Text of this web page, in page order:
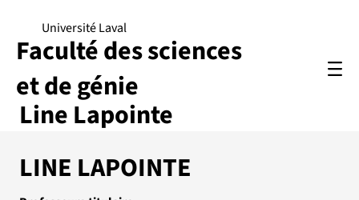
Line Lapointe
Université Laval
Faculté des sciences
et de génie
LINE LAPOINTE